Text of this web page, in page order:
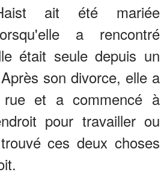
ait été mariée
a rencontré
était seule depuis un
son divorce, elle a
et a commencé à
pour travailler ou
ces deux choses